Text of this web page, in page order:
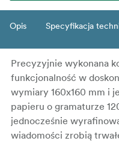
Opis Specyfikacja
Precyzyjnie wykonana
funkcjonalność w
wymiary 160x160 mm i
papieru o gramaturze
jednocześnie
wiadomości zrobią